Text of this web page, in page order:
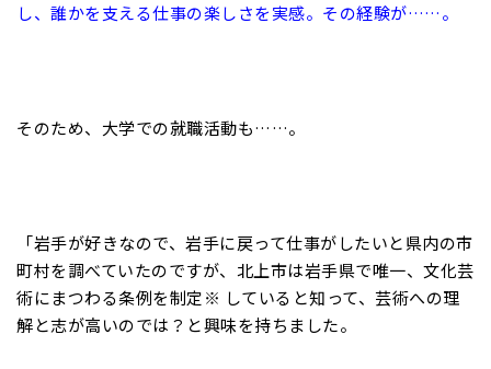
し、誰かを支える仕事の楽しさを実感。その経験が……。
そのため、大学での就職活動も……。
「岩手が好きなので、岩手に戻って仕事がしたいと県内の市
町村を調べていたのですが、北上市は岩手県で唯一、文化芸
術にまつわる条例を制定※ していると知って、芸術への理
解と志が高いのでは？と興味を持ちました。